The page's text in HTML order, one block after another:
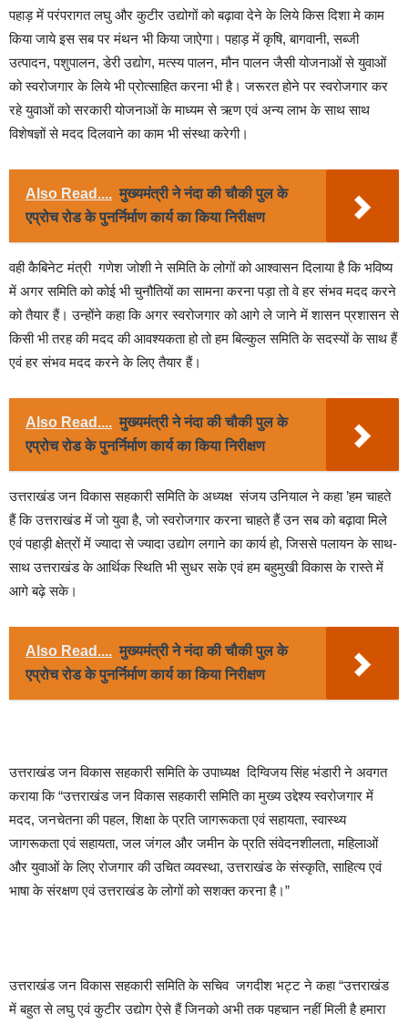
पहाड़ में परंपरागत लघु और कुटीर उद्योगों को बढ़ावा देने के लिये किस दिशा मे काम
किया जाये इस सब पर मंथन भी किया जाऐगा। पहाड़ में कृषि, बागवानी, सब्जी
उत्पादन, पशुपालन, डेरी उद्योग, मत्स्य पालन, मौन पालन जैसी योजनाओं से युवाओं
को स्वरोजगार के लिये भी प्रोत्साहित करना भी है। जरूरत होने पर स्वरोजगार कर
रहे युवाओं को सरकारी योजनाओं के माध्यम से ऋण एवं अन्य लाभ के साथ साथ
विशेषज्ञों से मदद दिलवाने का काम भी संस्था करेगी।
Also Read.... मुख्यमंत्री ने नंदा की चौकी पुल के
एप्रोच रोड के पुनर्निर्माण कार्य का किया निरीक्षण
वही कैबिनेट मंत्री गणेश जोशी ने समिति के लोगों को आश्वासन दिलाया है कि भविष्य
में अगर समिति को कोई भी चुनौतियों का सामना करना पड़ा तो वे हर संभव मदद करने
को तैयार हैं। उन्होंने कहा कि अगर स्वरोजगार को आगे ले जाने में शासन प्रशासन से
किसी भी तरह की मदद की आवश्यकता हो तो हम बिल्कुल समिति के सदस्यों के साथ हैं
एवं हर संभव मदद करने के लिए तैयार हैं।
Also Read.... मुख्यमंत्री ने नंदा की चौकी पुल के
एप्रोच रोड के पुनर्निर्माण कार्य का किया निरीक्षण
उत्तराखंड जन विकास सहकारी समिति के अध्यक्ष संजय उनियाल ने कहा ’हम चाहते
हैं कि उत्तराखंड में जो युवा है, जो स्वरोजगार करना चाहते हैं उन सब को बढ़ावा मिले
एवं पहाड़ी क्षेत्रों में ज्यादा से ज्यादा उद्योग लगाने का कार्य हो, जिससे पलायन के साथ-
साथ उत्तराखंड के आर्थिक स्थिति भी सुधर सके एवं हम बहुमुखी विकास के रास्ते में
आगे बढ़े सके।
Also Read.... मुख्यमंत्री ने नंदा की चौकी पुल के
एप्रोच रोड के पुनर्निर्माण कार्य का किया निरीक्षण
उत्तराखंड जन विकास सहकारी समिति के उपाध्यक्ष दिग्विजय सिंह भंडारी ने अवगत
कराया कि “उत्तराखंड जन विकास सहकारी समिति का मुख्य उद्देश्य स्वरोजगार में
मदद, जनचेतना की पहल, शिक्षा के प्रति जागरूकता एवं सहायता, स्वास्थ्य
जागरूकता एवं सहायता, जल जंगल और जमीन के प्रति संवेदनशीलता, महिलाओं
और युवाओं के लिए रोजगार की उचित व्यवस्था, उत्तराखंड के संस्कृति, साहित्य एवं
भाषा के संरक्षण एवं उत्तराखंड के लोगों को सशक्त करना है।”
उत्तराखंड जन विकास सहकारी समिति के सचिव जगदीश भट्ट ने कहा “उत्तराखंड
में बहुत से लघु एवं कुटीर उद्योग ऐसे हैं जिनको अभी तक पहचान नहीं मिली है हमारा